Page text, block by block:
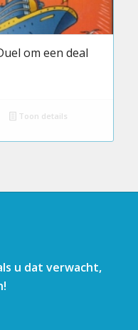
om een deal
Toon details
u dat verwacht,